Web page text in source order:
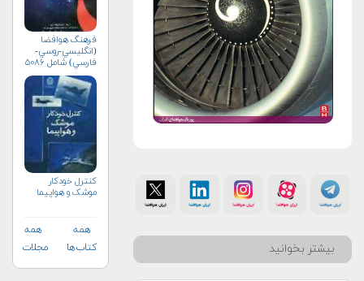
بیشتر بخوانید
فرهنگ هوافضا
(انگليسي-روسي-
فارسي) شامل ۵۰۸۶
واژه‌ی علمي و فني
کنترل خودکار
موشک و هواپیما
همه
کتاب‌ها
همه
مجلات